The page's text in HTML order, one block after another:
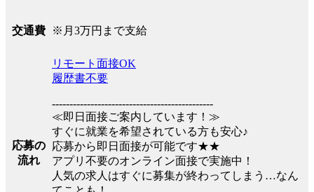
交通費 ※月3万円まで支給
応募の
流れ
リモート面接OK
履歴書不要
----------------------------------------------
≪即日面接ご案内しています！≫
すぐに就業を希望されている方も安心♪
応募から即日面接が可能です★★
アプリ不要のオンライン面接で実施中！
人気の求人はすぐに募集が終わってしまう…なん